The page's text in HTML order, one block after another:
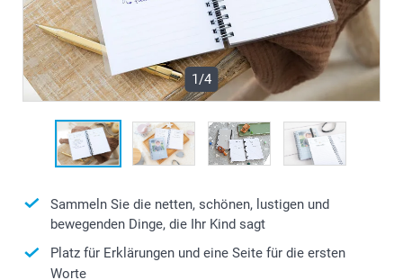
1/4
Sammeln Sie die netten, schönen, lustigen und
bewegenden Dinge, die Ihr Kind sagt
Platz für Erklärungen und eine Seite für die ersten
Worte